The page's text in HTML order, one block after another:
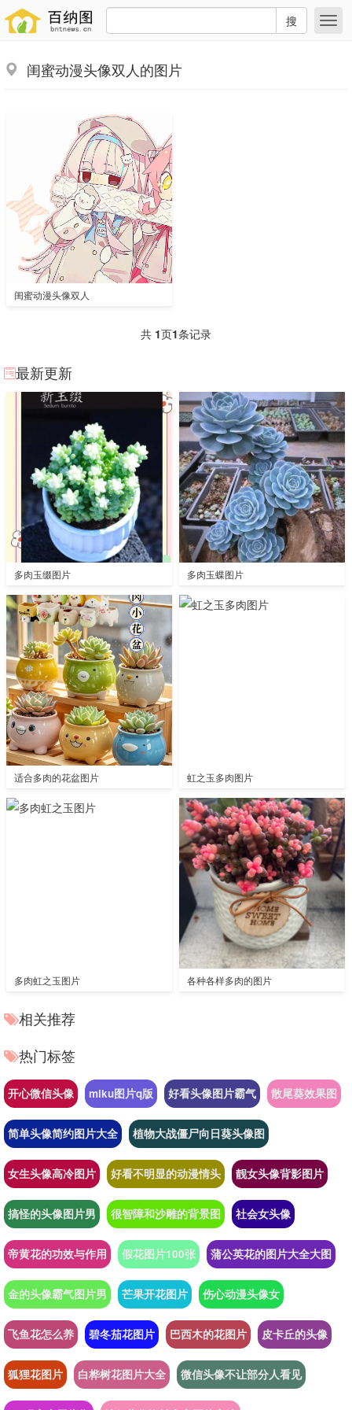
搜
闺蜜动漫头像双人的图片
闺蜜动漫头像双人
共 1页1条记录
最新更新
多肉玉缀图片 多肉玉蝶图片
适合多肉的花盆图片 虹之玉多肉图片
多肉虹之玉图片 各种各样多肉的图片
相关推荐
热门标签
开心微信头像 miku图片q版 好看头像图片霸气 散尾葵效果图
简单头像简约图片大全 植物大战僵尸向日葵头像图
女生头像高冷图片 好看不明显的动漫情头 靓女头像背影图片
搞怪的头像图片男 很智障和沙雕的背景图 社会女头像
帝黄花的功效与作用 假花图片100张 蒲公英花的图片大全大图
金的头像霸气图片男 芒果开花图片 伤心动漫头像女
飞鱼花怎么养 碧冬茄花图片 巴西木的花图片 皮卡丘的头像
狐狸花图片 白桦树花图片大全 微信头像不让部分人看见